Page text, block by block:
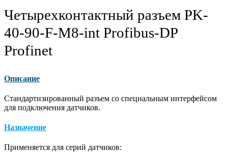
Четырехконтактный разъем PK-
40-90-F-M8-int Profibus-DP
Profinet
Описание
Стандартизированный разъем со специальным интерфейсом
для подключения датчиков.
Назначение
Применяется для серий датчиков: